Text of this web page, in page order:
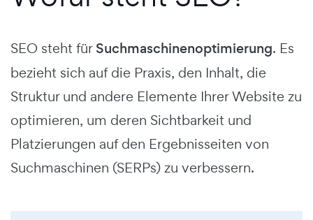
SEO steht fürSuchmaschinenoptimierung. Es
bezieht sich auf die Praxis, den Inhalt, die
Struktur und andere Elemente Ihrer Website zu
optimieren, um deren Sichtbarkeit und
Platzierungen auf den Ergebnisseiten von
Suchmaschinen (SERPs) zu verbessern.